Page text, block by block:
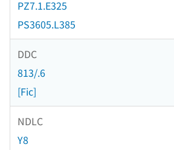
PZ7.1.E325
PS3605.L385
DDC
813/.6
[Fic]
NDLC
Y8